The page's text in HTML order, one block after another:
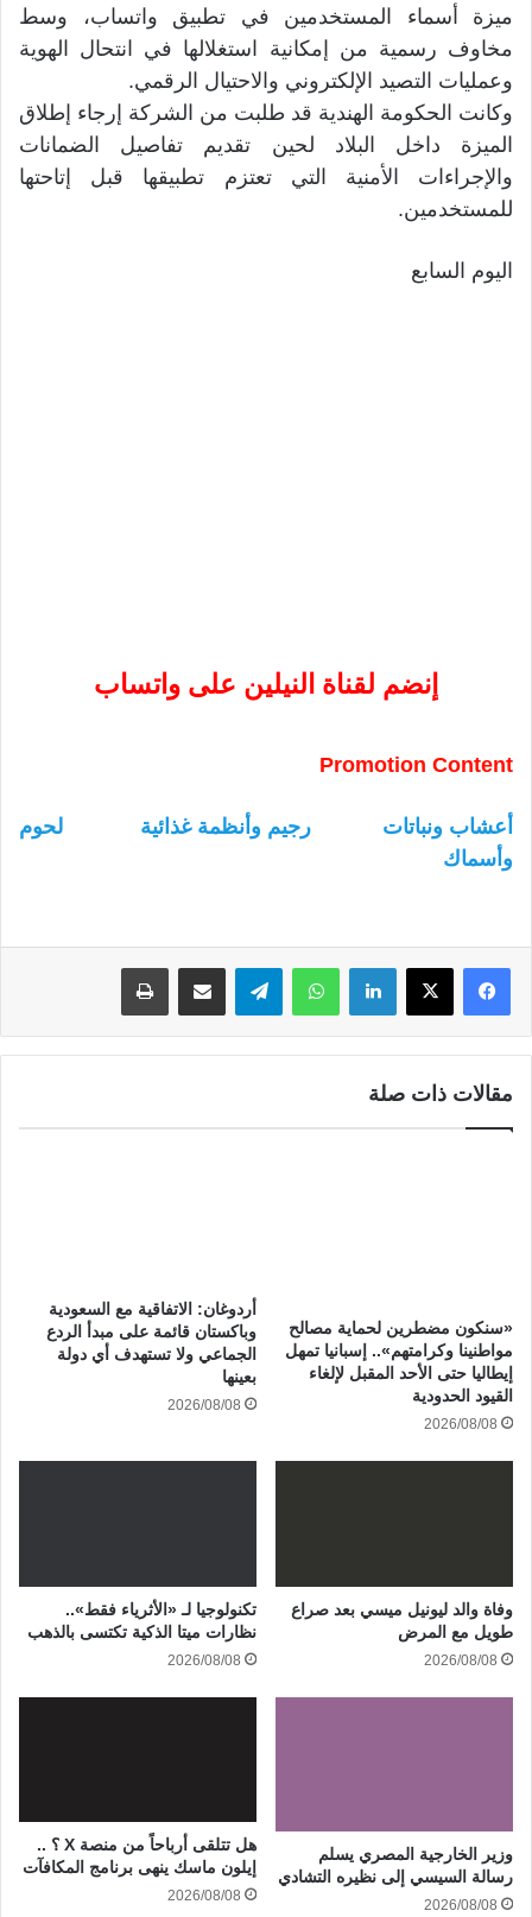
ميزة أسماء المستخدمين في تطبيق واتساب، وسط
مخاوف رسمية من إمكانية استغلالها في انتحال الهوية
وعمليات التصيد الإلكتروني والاحتيال الرقمي.
وكانت الحكومة الهندية قد طلبت من الشركة إرجاء إطلاق
الميزة داخل البلاد لحين تقديم تفاصيل الضمانات
والإجراءات الأمنية التي تعتزم تطبيقها قبل إتاحتها
للمستخدمين.
اليوم السابع
إنضم لقناة النيلين على واتساب
Promotion Content
أعشاب ونباتات رجيم وأنظمة غذائية
لحوم
وأسماك
لينكدإن واتساب
مقالات ذات صلة
«سنكون مضطرين لحماية مصالح
مواطنينا وكرامتهم».. إسبانيا تمهل
إيطاليا حتى الأحد المقبل لإلغاء
القيود الحدودية
2026/08/08
أردوغان: الاتفاقية مع السعودية
وباكستان قائمة على مبدأ الردع
الجماعي ولا تستهدف أي دولة
بعينها
2026/08/08
وفاة والد ليونيل ميسي بعد صراع
طويل مع المرض
2026/08/08
تكنولوجيا لـ «الأثرياء فقط»..
نظارات ميتا الذكية تكتسى بالذهب
2026/08/08
وزير الخارجية المصري يسلم
رسالة السيسي إلى نظيره التشادي
2026/08/08
هل تتلقى أرباحاً من منصة X ؟ ..
إيلون ماسك ينهى برنامج المكافآت
2026/08/08